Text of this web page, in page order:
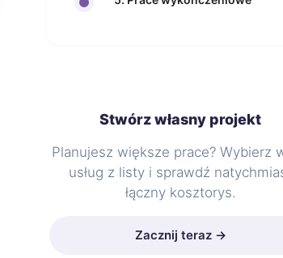
Stwórz własny projekt
Planujesz większe prace? Wybierz
usług z listy i sprawdź
łączny kosztorys.
Zacznij teraz →